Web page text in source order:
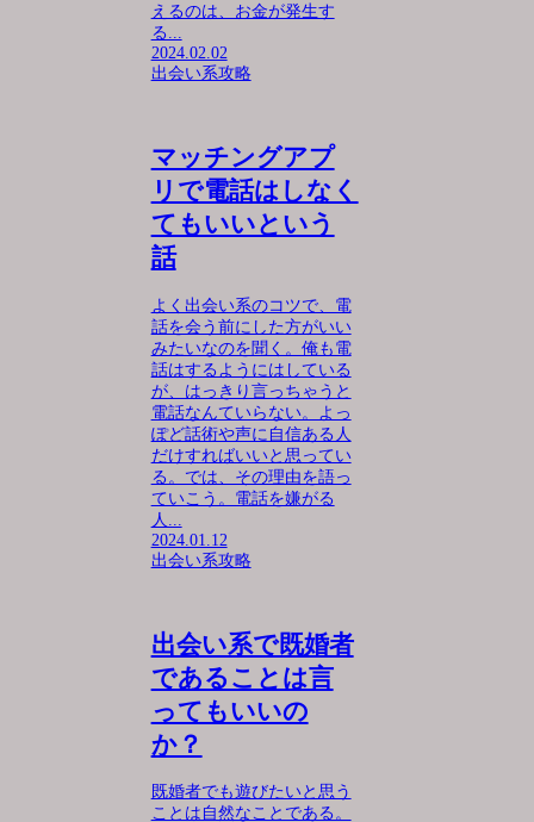
えるのは、お金が発生す
る...
2024.02.02
出会い系攻略
マッチングアプ
リで電話はしなく
てもいいという
話
よく出会い系のコツで、電
話を会う前にした方がいい
みたいなのを聞く。俺も電
話はするようにはしている
が、はっきり言っちゃうと
電話なんていらない。よっ
ぽど話術や声に自信ある人
だけすればいいと思ってい
る。では、その理由を語っ
ていこう。電話を嫌がる
人...
2024.01.12
出会い系攻略
出会い系で既婚者
であることは言
ってもいいの
か？
既婚者でも遊びたいと思う
ことは自然なことである。